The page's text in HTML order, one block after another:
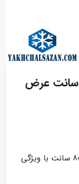
یخچال روی میزکار صنعتی 150 سانت عرض
150سانت عرض 80 سانت با ویژگی